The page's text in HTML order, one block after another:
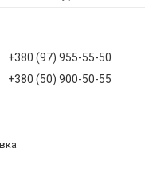
+380 (97) 955-55-50
+380 (50) 900-50-55